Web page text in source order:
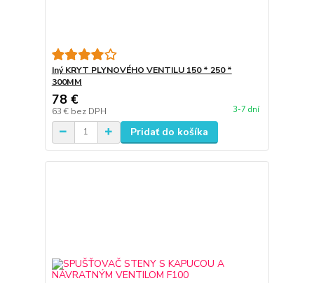
Iný KRYT PLYNOVÉHO VENTILU 150 * 250 *
300MM
78 €
63 € bez DPH 3-7 dní
Pridať do košíka